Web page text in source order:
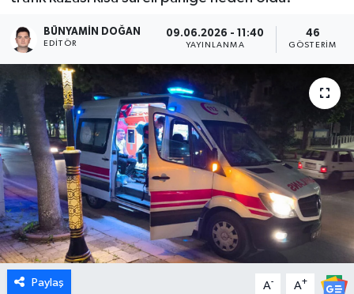
BÜNYAMIN DOĞAN
EDITÖR
09.06.2026 - 11:40
YAYINLANMA
46
GÖSTERIM
Paylaş A- A+
Dumlupınar
Dünya
Eğitim
Ekonomi
Emet
Foto Galeri
Gediz